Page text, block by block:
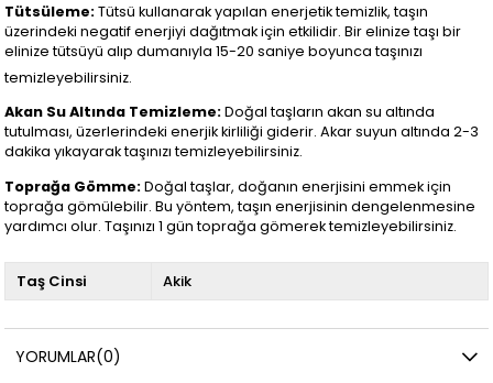
Tütsüleme:Tütsü kullanarak yapılan enerjetik temizlik, taşın
üzerindeki negatif enerjiyi dağıtmak için etkilidir. Bir elinize taşı bir
elinize tütsüyü alıp dumanıyla 15-20 saniye boyunca taşınızı
temizleyebilirsiniz.
Akan Su Altında Temizleme:Doğal taşların akan su altında
tutulması, üzerlerindeki enerjik kirliliği giderir. Akar suyun altında 2-3
dakika yıkayarak taşınızı temizleyebilirsiniz.
Toprağa Gömme:Doğal taşlar, doğanın enerjisini emmek için
toprağa gömülebilir. Bu yöntem, taşın enerjisinin dengelenmesine
yardımcı olur. Taşınızı 1 gün toprağa gömerek temizleyebilirsiniz.
Taş Cinsi Akik
YORUMLAR(0)